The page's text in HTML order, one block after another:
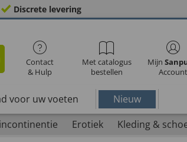
Discrete levering
Contact
& Hulp
Met catalogus
bestellen
Mijn
Account
voor uw voeten
Nieuw
Erotiek Kleding &